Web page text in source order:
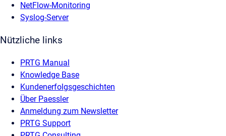
NetFlow-Monitoring
Syslog-Server
Nützliche links
PRTG Manual
Knowledge Base
Kundenerfolgsgeschichten
Über Paessler
Anmeldung zum Newsletter
PRTG Support